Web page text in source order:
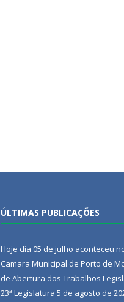
ÚLTIMAS PUBLICAÇÕES
Hoje dia 05 de julho aconteceu
Camara Municipal de Porto de
de Abertura dos Trabalhos
23ª Legislatura 5 de agosto de